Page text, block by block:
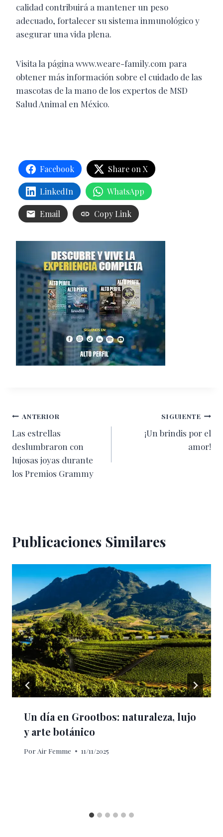
calidad contribuirá a mantener un peso
adecuado, fortalecer su sistema inmunológico y
asegurar una vida plena.
Visita la página www.weare-family.com para
obtener más información sobre el cuidado de las
mascotas de la mano de los expertos de MSD
Salud Animal en México.
Facebook Share on X
LinkedIn WhatsApp
Email Copy Link
Navegación
de
entradas
ANTERIOR
Las estrellas
deslumbraron con
lujosas joyas durante
los Premios Grammy
SIGUIENTE
¡Un brindis por el
amor!
Publicaciones Similares
Un día en Grootbos: naturaleza, lujo
y arte botánico
Por Air Femme 11/11/2025